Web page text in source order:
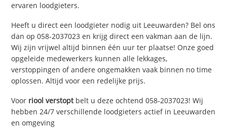
ervaren loodgieters.
Heeft u direct een loodgieter nodig uit Leeuwarden? Bel ons
dan op 058-2037023 en krijg direct een vakman aan de lijn.
Wij zijn vrijwel altijd binnen één uur ter plaatse! Onze goed
opgeleide medewerkers kunnen alle lekkages,
verstoppingen of andere ongemakken vaak binnen no time
oplossen. Altijd voor een redelijke prijs.
Voor riool verstoptbelt u deze ochtend 058-2037023! Wij
hebben 24/7 verschillende loodgieters actief in Leeuwarden
en omgeving